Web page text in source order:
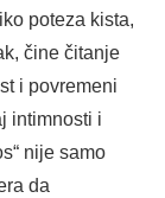
poteza kista,
čine čitanje
i povremeni
intimnosti i
nije samo
da